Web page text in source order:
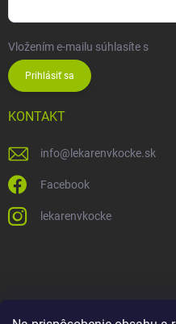
Vložením e-mailu súhlasíte s
Prihlásiť sa
KONTAKT
info@ lekarenvkocke.sk
Facebook
lekarenvkocke